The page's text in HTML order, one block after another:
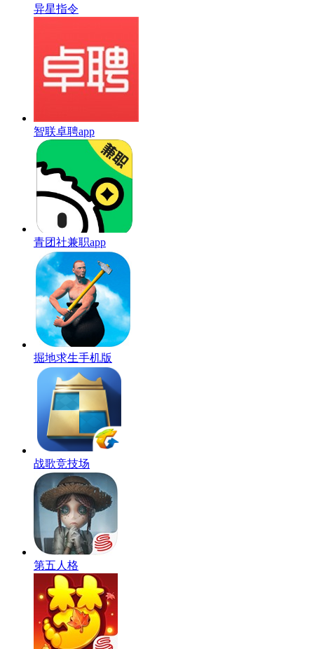
异星指令
智联卓聘app
青团社兼职app
掘地求生手机版
战歌竞技场
第五人格